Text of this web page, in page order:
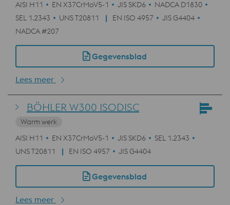
AISI H11
EN X37CrMoV5-1 JIS SKD6
NADCA D1830
SEL 1.2343
UNS T20811 EN ISO 4957
JIS G4404
NADCA #207
Gegevensblad
Lees meer
BÖHLER W300 ISODISC
Warm werk
AISI H11
EN X37CrMoV5-1 JIS SKD6
SEL 1.2343
UNS T20811
EN ISO 4957 JIS G4404
Gegevensblad
Lees meer